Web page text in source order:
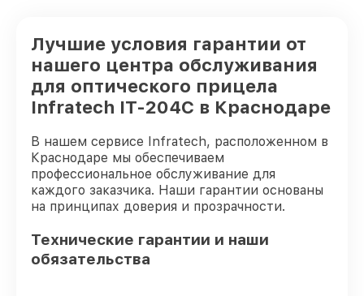
Лучшие условия гарантии от
нашего центра обслуживания
для оптического прицела
Infratech IT-204C в Краснодаре
В нашем сервисе Infratech, расположенном в
Краснодаре мы обеспечиваем
профессиональное обслуживание для
каждого заказчика. Наши гарантии основаны
на принципах доверия и прозрачности.
Технические гарантии и наши
обязательства